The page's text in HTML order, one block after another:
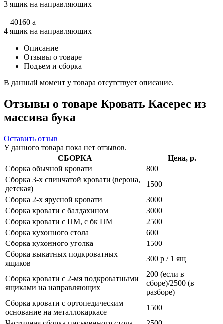
3 ящик на направляющих
+ 40160 a
4 ящик на направляющих
Описание
Отзывы о товаре
Подъем и сборка
В данный момент у товара отсутствует описание.
Отзывы о товаре Кровать Касерес из
массива бука
Оставить отзыв
У данного товара пока нет отзывов.
СБОРКА
Цена, р.
Сборка обычной кровати
800
Сборка 3-х спинчатой кровати (верона,
детская)
1500
Сборка 2-х ярусной кровати
3000
Сборка кровати с балдахином
3000
Сборка кровати с ПМ, с бк ПМ
2500
Сборка кухонного стола
600
Сборка кухонного уголка
1500
Сборка выкатных подкроватных
ящиков
300 р / 1 ящ
Сборка кровати с 2-мя подкроватными
ящиками на направляющих
200 (если в
сборе)/2500 (в
разборе)
Сборка кровати с ортопедическим
основание на металлокаркасе
1500